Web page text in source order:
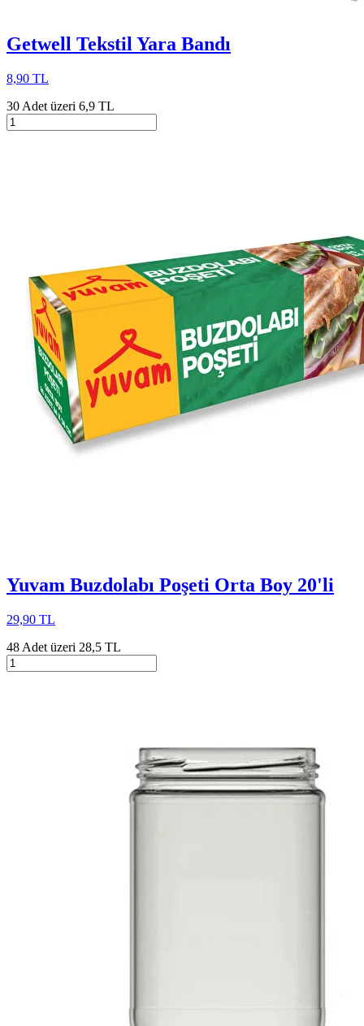
Getwell Tekstil Yara Bandı
8,90 TL
30 Adet üzeri 6,9 TL
Yuvam Buzdolabı Poşeti Orta Boy 20'li
29,90 TL
48 Adet üzeri 28,5 TL